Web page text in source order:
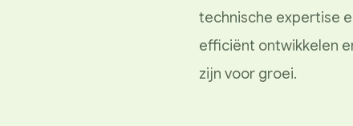
technische expertise
efficiënt ontwikkelen
zijn voor groei.